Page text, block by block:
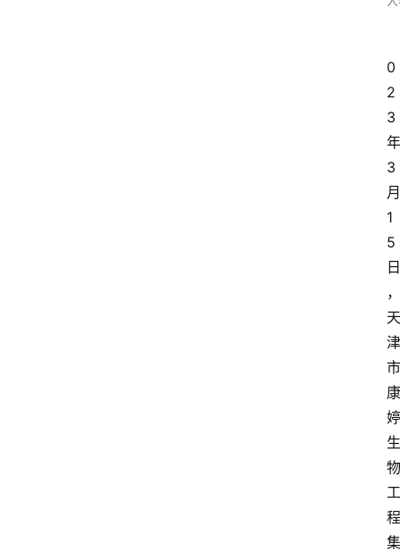
0
2
3
年
3
月
1
5
日
，
天
津
市
康
婷
生
物
工
程
集